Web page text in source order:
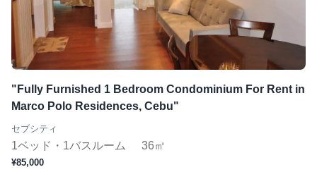
"Fully Furnished 1 Bedroom Condominium For Rent in
Marco Polo Residences, Cebu"
セブシティ
1ベッド・1バスルーム 36㎡
¥85,000